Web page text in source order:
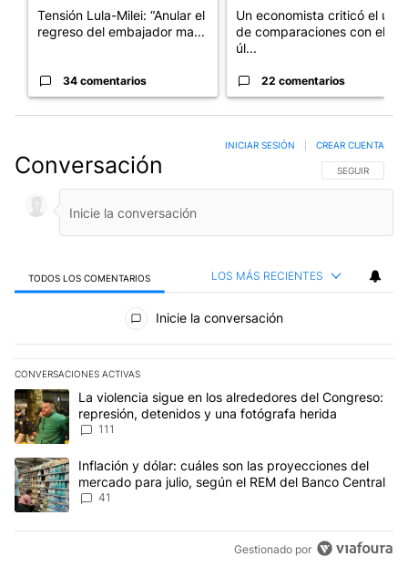
Tensión Lula-Milei: “Anular el
regreso del embajador ma...
34 comentarios
Un economista criticó el uso
de comparaciones con el
úl...
22 comentarios
Conversación SIGA ESTA
SEGUIR
INICIAR SESIÓN CREAR CUENTA
TODOS LOS COMENTARIOS LOS MÁS RECIENTES
Todos los comentarios
Inicie la conversación
CONVERSACIONES ACTIVAS
Este listado muestra los artículos con más comentarios en los
Un artículo de tendencia con el título "La violencia sigue en los
La violencia sigue en los alrededores del Congreso:
represión, detenidos y una fotógrafa herida
111
Un artículo de tendencia con el título "Inflación y dólar: cuáles
Inflación y dólar: cuáles son las proyecciones del
mercado para julio, según el REM del Banco Central
41
Gestionado por